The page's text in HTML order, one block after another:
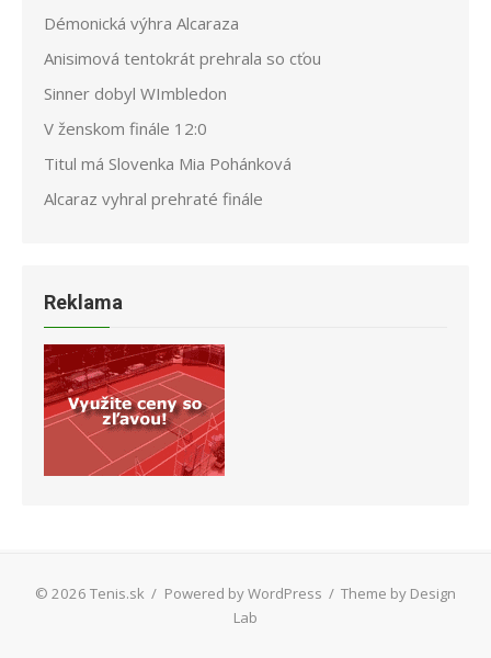
Démonická výhra Alcaraza
Anisimová tentokrát prehrala so cťou
Sinner dobyl WImbledon
V ženskom finále 12:0
Titul má Slovenka Mia Pohánková
Alcaraz vyhral prehraté finále
Reklama
© 2026 Tenis.sk / Powered by WordPress / Theme by Design
Lab